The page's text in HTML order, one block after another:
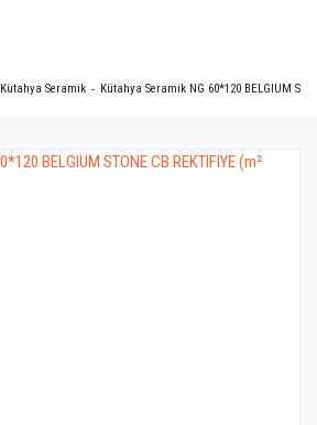
Kütahya Seramik Kütahya Seramik NG 60*120 BELGIUM